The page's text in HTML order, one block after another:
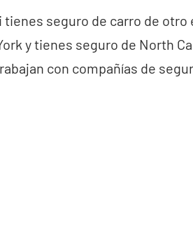
seguro de carro de
y tienes seguro de North
con compañías de